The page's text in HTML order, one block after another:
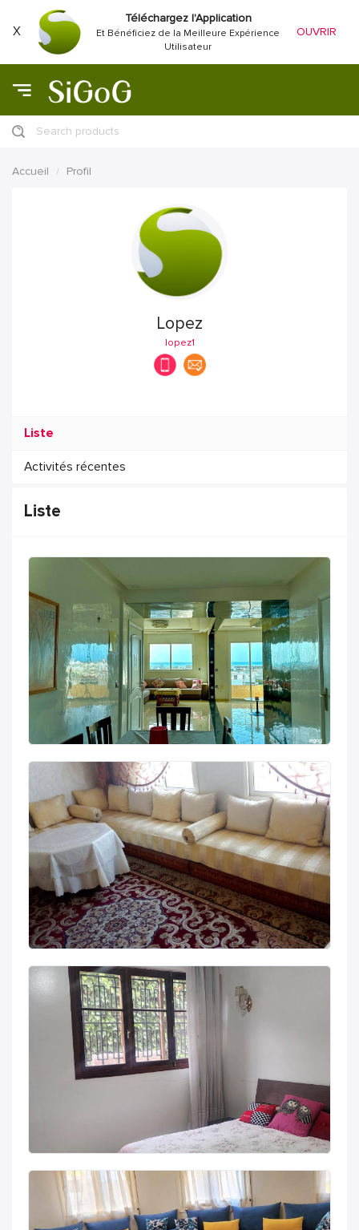
X
Téléchargez l'Application
Et Bénéficiez de la Meilleure Expérience
Utilisateur
OUVRIR
Search products
Accueil Profil
Lopez
lopez1
Liste
Activités récentes
Liste